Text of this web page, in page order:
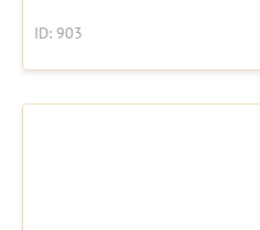
ID: 903